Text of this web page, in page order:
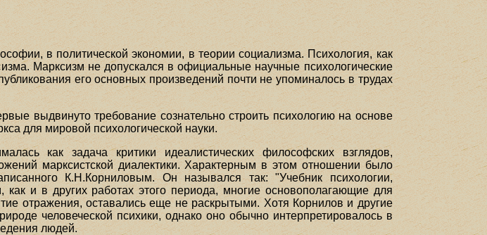
в политической экономии, в теории социализма. Психология, как
Марксизм не допускался в официальные научные психологические
его основных произведений почти не упоминалось в трудах
выдвинуто требование сознательно строить психологию на основе
для мировой психологической науки.
как задача критики идеалистических философских взглядов,
марксистской диалектики. Характерным в этом отношении было
К.Н.Корниловым. Он назывался так: "Учебник психологии,
и в других работах этого периода, многие основополагающие для
отражения, оставались еще не раскрытыми. Хотя Корнилов и другие
человеческой психики, однако оно обычно интерпретировалось в
людей.